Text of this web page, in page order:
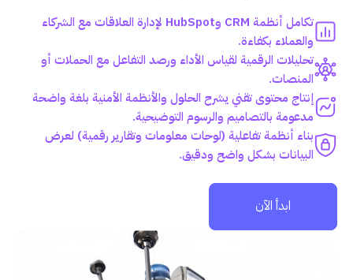
تكامل أنظمة CRM وHubSpot لإدارة العلاقات مع الشركاء
والعملاء بكفاءة.
تحليلات الرقمية لقياس الأداء ورصد التفاعل مع الحملات أو
المنصات.
إنتاج محتوى تقني يشرح الحلول والأنظمة الأمنية بلغة واضحة
مدعومة بالتصاميم والرسوم التوضيحية.
بناء أنظمة تفاعلية (لوحات معلومات وتقارير رقمية) لعرض
البيانات بشكل واضح ودقيق.
ابدأ الآن